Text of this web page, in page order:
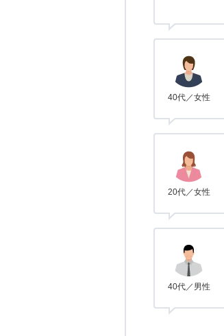
40代／女性
20代／女性
40代／男性